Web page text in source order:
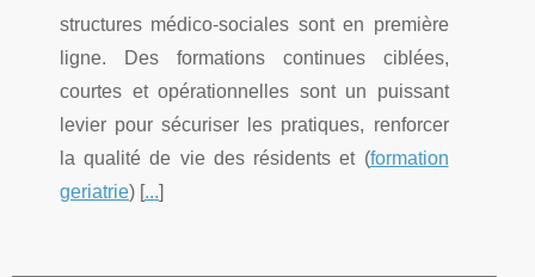
structures médico-sociales sont en première
ligne. Des formations continues ciblées,
courtes et opérationnelles sont un puissant
levier pour sécuriser les pratiques, renforcer
la qualité de vie des résidents et (formation
geriatrie) [...]